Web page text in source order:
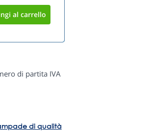
di partita IVA
di qualità